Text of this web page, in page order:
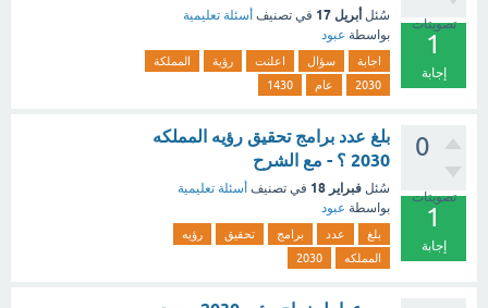
تصويتات
1
إجابة
سُئل أبريل 17 في تصنيف أسئلة تعليمية
بواسطة عبود
اجابة سؤال اعلنت رؤية
المملكة
2030
عام 1430
0
تصويتات
1
إجابة
بلغ عدد برامج تحقيق رؤيه المملكه
2030 ؟ - مع الشرح
سُئل فبراير 18 في تصنيف أسئلة تعليمية
بواسطة عبود
بلغ عدد برامج تحقيق
رؤيه
المملكه
2030